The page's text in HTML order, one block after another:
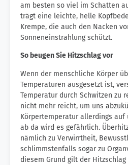
am besten so viel im Schatten
trägt eine leichte, helle
Krempe, die auch den Nacken
Sonneneinstrahlung schützt.
So beugen Sie Hitzschlag vor
Wenn der menschliche Körper
Temperaturen ausgesetzt ist,
Temperatur durch Schwitzen zu
nicht mehr reicht, um uns
Körpertemperatur allerdings auf
ab da wird es gefährlich.
nämlich zu Verwirrtheit,
schlimmstenfalls sogar zu
diesem Grund gilt der